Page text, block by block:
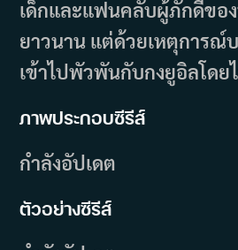
เด็กและแฟนคลับผู้ภักดีขอ
ยาวนาน แต่ด้วยเหตุการณ์บ
เข้าไปพัวพันกับกงยูอิลโดย
ภาพประกอบซีรีส์
กำลังอัปเดต
ตัวอย่างซีรีส์